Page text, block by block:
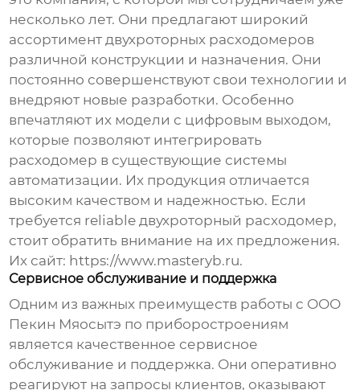
несколько лет. Они предлагают широкий
ассортиментдвухроторных расходомеров
различной конструкции и назначения. Они
постоянно совершенствуют свои технологии и
внедряют новые разработки. Особенно
впечатляют их модели с цифровым выходом,
которые позволяют интегрировать
расходомер в существующие системы
автоматизации. Их продукция отличается
высоким качеством и надежностью. Если
требуется reliableдвухроторный расходомер,
стоит обратить внимание на их предложения.
Их сайт: https://www.masteryb.ru.
Сервисное обслуживание и поддержка
Одним из важных преимуществ работы с ООО
Пекин Мяосытэ по приборостроениям
является качественное сервисное
обслуживание и поддержка. Они оперативно
реагируют на запросы клиентов, оказывают